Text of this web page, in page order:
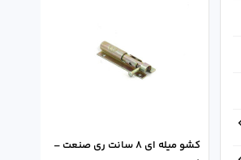
کشو میله ای 8 سانت ری صنعت –